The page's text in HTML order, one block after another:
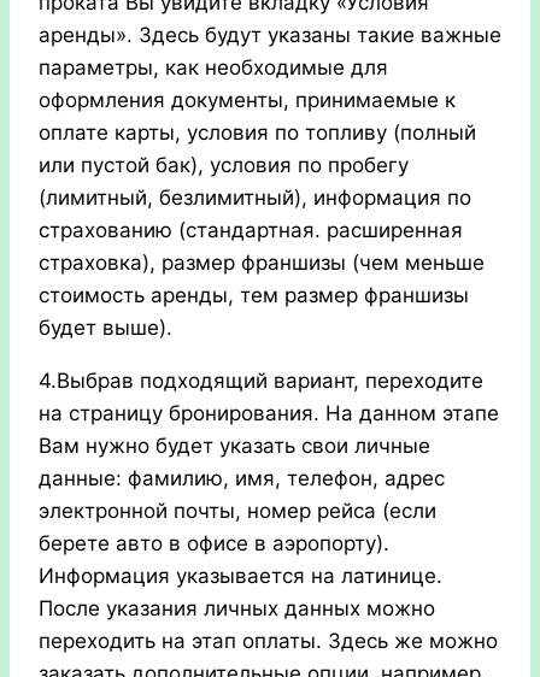
аренды». Здесь будут указаны такие важные
параметры, как необходимые для
оформления документы, принимаемые к
оплате карты, условия по топливу (полный
или пустой бак), условия по пробегу
(лимитный, безлимитный), информация по
страхованию (стандартная. расширенная
страховка), размер франшизы (чем меньше
стоимость аренды, тем размер франшизы
будет выше).
4.Выбрав подходящий вариант, переходите
на страницу бронирования. На данном этапе
Вам нужно будет указать свои личные
данные: фамилию, имя, телефон, адрес
электронной почты, номер рейса (если
берете авто в офисе в аэропорту).
Информация указывается на латинице.
После указания личных данных можно
переходить на этап оплаты. Здесь же можно